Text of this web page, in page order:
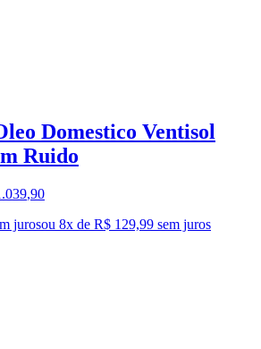
Domestico Ventisol
Ruido
,90
jurosou 8x de R$ 129,99 sem juros